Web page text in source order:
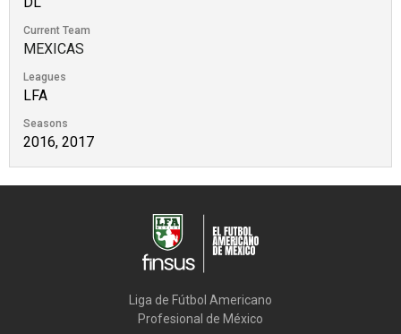
Current Team
MEXICAS
Leagues
LFA
Seasons
2016, 2017
Liga de Fútbol Americano
Profesional de México